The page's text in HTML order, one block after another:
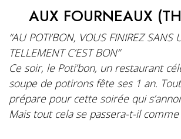
AUX FOURNEAUX
“AU POTI’BON, VOUS FINIREZ SANS
TELLEMENT C’EST BON”
Ce soir, le Poti’bon, un restaurant
soupe de potirons fête ses 1 an.
prépare pour cette soirée qui
Mais tout cela se passera-t-il